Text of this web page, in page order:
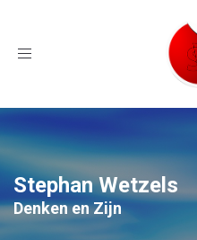
Toggle
Stephan Wetzels
Denken en Zijn